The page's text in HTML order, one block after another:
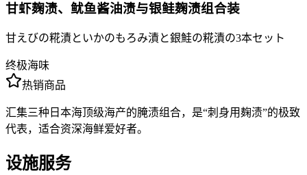
甘虾麹渍、鱿鱼酱油渍与银鲑麹渍组合装
甘えびの糀漬といかのもろみ漬と銀鮭の糀漬の3本セット
终极海味
热销商品
汇集三种日本海顶级海产的腌渍组合，是“刺身用麹渍”的极致
代表，适合资深海鲜爱好者。
设施服务